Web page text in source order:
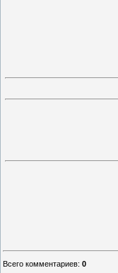
Всего комментариев: 0